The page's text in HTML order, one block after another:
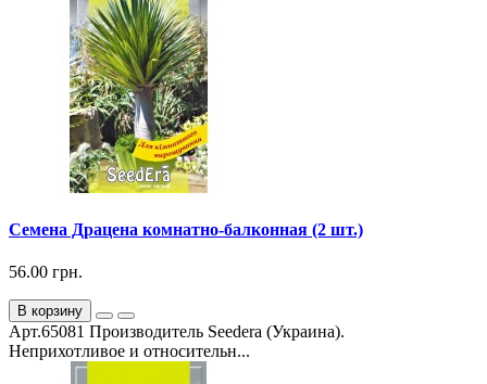
Семена Драцена комнатно-балконная (2 шт.)
56.00 грн.
В корзину
Арт.65081 Производитель Seedera (Украина).
Неприхотливое и относительн...